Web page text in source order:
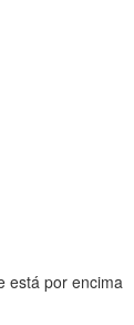
está por encima